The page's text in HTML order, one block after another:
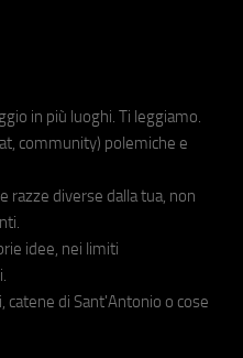
in più luoghi. Ti leggiamo.
community) polemiche e
razze diverse dalla tua, non
idee, nei limiti
catene di Sant'Antonio o cose